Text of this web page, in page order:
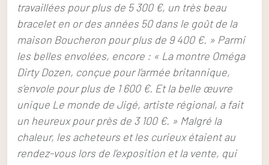
travaillées pour plus de 5 300 €, un très beau
bracelet en or des années 50 dans le goût de la
maison Boucheron pour plus de 9 400 €. » Parmi
les belles envolées, encore : « La montre Oméga
Dirty Dozen, conçue pour l’armée britannique,
s’envole pour plus de 1 600 €. Et la belle œuvre
unique Le monde de Jigé, artiste régional, a fait
un heureux pour près de 3 100 €. » Malgré la
chaleur, les acheteurs et les curieux étaient au
rendez-vous lors de l’exposition et la vente, qui